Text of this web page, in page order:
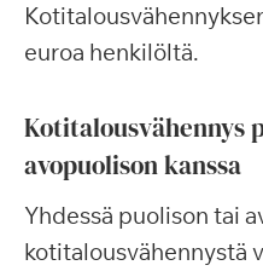
euroa henkilöltä.
Kotitalousvähennys
avopuolison kanssa
Yhdessä puolison tai
kotitalousvähennystä